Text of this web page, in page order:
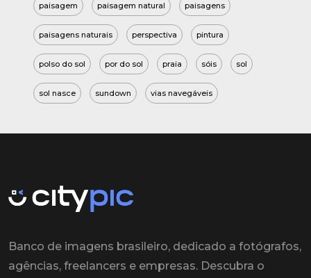
paisagem paisagem natural paisagens
paisagens naturais perspectiva pintura
polso do sol por do sol praia sóis sol
sol nasce sundown vias navegáveis
Banco de imagens brasileiro, dedicado a fotógrafos,
agências, freelancers e empresas. Descubra o